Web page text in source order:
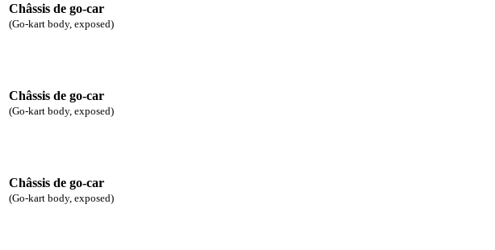
Châssis de go-car
(Go-kart body, exposed)
Châssis de go-car
(Go-kart body, exposed)
Châssis de go-car
(Go-kart body, exposed)